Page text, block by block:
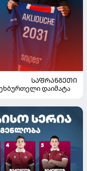
ᲡᲐᲤᲠᲐᲜᲒᲔᲗᲘ
დაიმატა